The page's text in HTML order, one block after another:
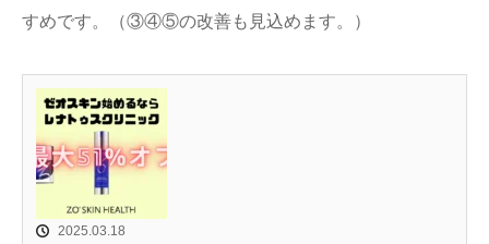
すめです。（③④⑤の改善も見込めます。）
2025.03.18